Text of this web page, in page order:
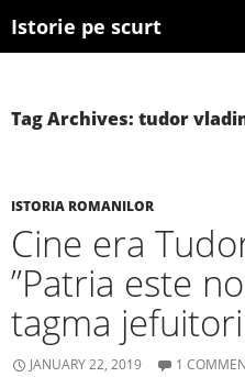
Istorie pe scurt
Search
SKIP TO CONTENT
Tag Archives: tudor
ISTORIA ROMANILOR
Cine era
”Patria este
tagma
JANUARY 22, 2019 1